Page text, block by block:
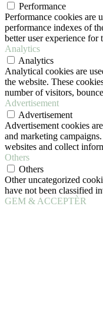
Performance
Performance cookies are
performance indexes of
better user experience for
Analytics
Analytics
Analytical cookies are
the website. These
number of visitors,
Advertisement
Advertisement
Advertisement cookies
and marketing
websites and collect
Others
Others
Other uncategorized
have not been classified
GEM & ACCEPTÈR